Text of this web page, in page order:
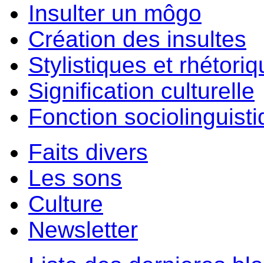
Insulter un môgo
Création des insultes
Stylistiques et
Signification culturelle
Fonction
Faits divers
Les sons
Culture
Newsletter